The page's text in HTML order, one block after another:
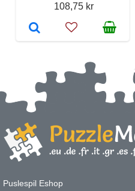
108,75 kr
Puslespil Eshop